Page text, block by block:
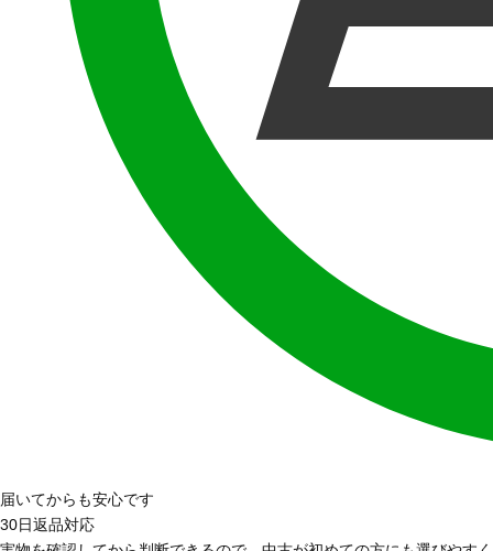
届いてからも安心です
30日返品対応